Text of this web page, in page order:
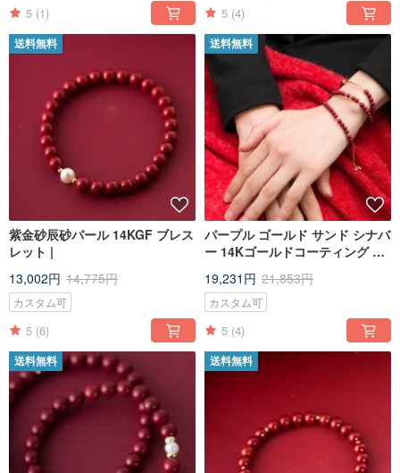
5 (1) 5 (4)
送料無料
紫金砂辰砂パール 14KGF ブレス
レット |
13,002円 14,775円
カスタム可
5 (6)
送料無料
パープル ゴールド サンド シナバ
ー 14Kゴールドコーティング 3
耐変色性 | レッド天然石 4mm ブ
レスレット
19,231円 21,853円
カスタム可
5 (4)
送料無料 送料無料